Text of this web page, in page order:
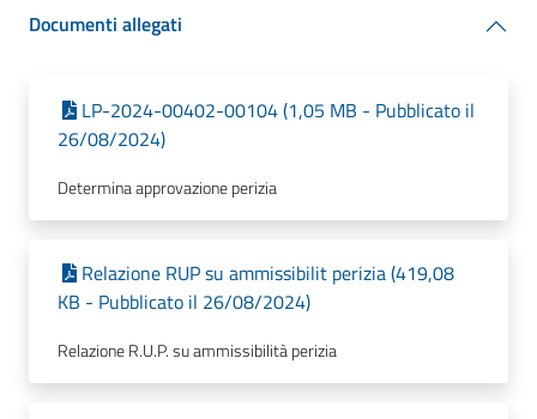
Documenti allegati
LP-2024-00402-00104 (1,05 MB - Pubblicato il
26/08/2024)
Determina approvazione perizia
Relazione RUP su ammissibilit perizia (419,08
KB - Pubblicato il 26/08/2024)
Relazione R.U.P. su ammissibilità perizia